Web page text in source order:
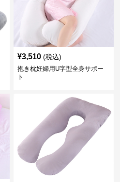
¥3,510 (税込)
抱き枕妊婦用U字型全身サポー
ト